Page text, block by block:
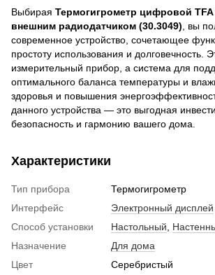
Выбирая Термогигрометр цифровой TFA
внешним радиодатчиком (30.3049), вы
современное устройство, сочетающее
простоту использования и долговечность.
измерительный прибор, а система для
оптимального баланса температуры и
здоровья и повышения
данного устройства — это выгодная
безопасность и гармонию вашего дома.
Характеристики
Тип прибора
Термогигрометр
Интерфейс
Электронный дисплей
Способ установки
Настольный,
Назначение
Для дома
Цвет
Серебристый